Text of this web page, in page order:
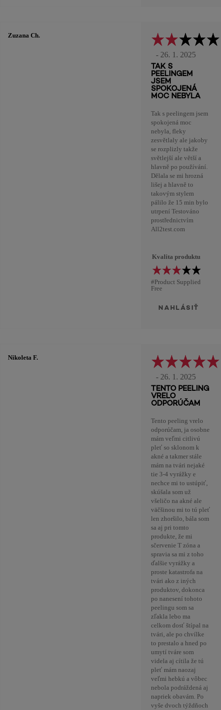
Zuzana Ch.
- 26. 1. 2025
TAK S
PEELINGEM
JSEM
SPOKOJENÁ
MOC NEBYLA
Tak s peelingem jsem
spokojená moc
nebyla, fleky
zesvětlaly ale jakoby
se rozplizly takže
světlejší ale větší a
hlavně po používání.
Dělala se mi hrozná
lišej a hlavně to
takovým stylem
pálilo že 15 min bylo
utrpení Testováno
prostřednictvím
All2test.com
Kvalita produktu
#Product Supplied
Free
NAHLÁSIŤ
Nikoleta F.
- 26. 1. 2025
TENTO PEELING
VRELO
ODPORÚČAM
Tento peeling vrelo
odporúčam, ja osobne
mám veľmi citlivú
pleť so sklonom k
akné a takmer stále
mám na tvári nejaké
tie 3-4 vyrážky e
nechce mi to ustúpiť,
skúšala som už
všeličo na akné ale
väčšinou mi to tú pleť
len zhoršilo, bála som
sa aj pri tomto
produkte, že mi
sčervenie T zóna a
spravia sa mi z toho
ďalšie vyrážky a
proste katastrofa na
tvári ako z iných
produktov, dokonca
po nanesení tohoto
peelingu som sa
zľakla lebo ma
celkom dosť štípal na
tvári, ale po chvílke
to prestalo a hned po
umytí tváre som
videla aj cítila že tú
pleť mám naozaj
veľmi hebkú a vôbec
nebola podráždená aj
napriek obavám. Po
vyše dvoch týždňoch